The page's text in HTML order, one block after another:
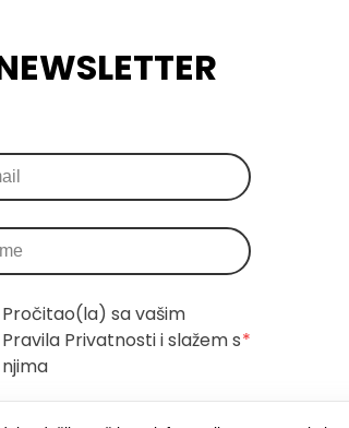
Pročitao(la) sa vašim
Pravila Privatnosti i slažem s
njima
*